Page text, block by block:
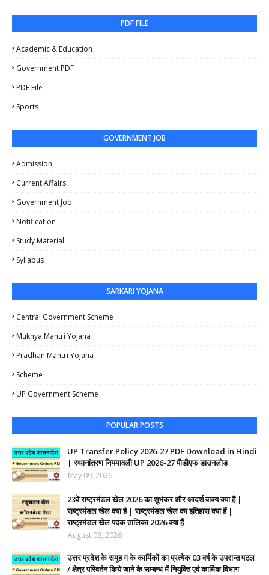
PDF FILE
Academic & Education
Government PDF
PDF File
Sports
GOVERNMENT JOB
Admission
Current Affairs
Government Job
Notification
Study Material
Syllabus
SARKARI YOJANA
Central Government Scheme
Mukhya Mantri Yojana
Pradhan Mantri Yojana
Scheme
UP Government Scheme
POPULAR POSTS
UP Transfer Policy 2026-27 PDF Download in Hindi
| स्थानांतरण नियमावली UP 2026-27 पीडीएफ डाउनलोड
May 09, 2026
23वें राष्ट्रमंडल खेल 2026 का शुभंकर और आदर्श वाक्य क्या हैं |
राष्ट्रमंडल खेल क्या है | राष्ट्रमंडल खेल का इतिहास क्या हैं |
राष्ट्रमंडल खेल पदक तालिका 2026 क्या हैं
August 08, 2026
उत्तर प्रदेश के समूह ग के कार्मिकों का प्रत्येक 03 वर्ष के उपरान्त पटल
/ क्षेत्र परिवर्तन किये जाने के सम्बन्ध में नियुक्ति एवं कार्मिक विभाग